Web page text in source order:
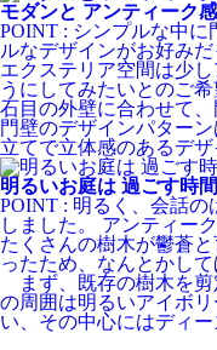
モダンと アンティーク
POINT : シンプルな中
ルなデザインがお好み
エクステリア空間は少
うにしてみたいとのご
石目の外壁に合わせて
門壁のデザインパター
立てで立体感のあるデ
明るいお庭は 過ごす時
POINT : 明るく、会話
しました。 アンティー
たくさんの樹木が鬱蒼
ったため、なんとかし
まず、既存の樹木を剪
の周囲は明るいアイボ
い、その中心にはディ